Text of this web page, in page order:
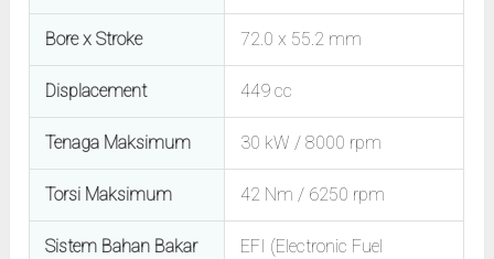
Bore x Stroke 72.0 x 55.2 mm
Displacement 449 cc
Tenaga Maksimum 30 kW / 8000 rpm
Torsi Maksimum 42 Nm / 6250 rpm
Sistem Bahan Bakar
EFI (Electronic Fuel